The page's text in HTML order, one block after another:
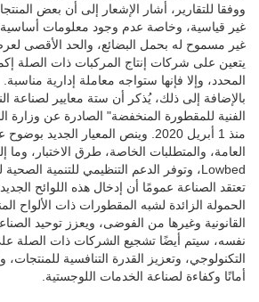
ووفقا للتقارير، أشار الإشعار إلى أن بعض
غير قياسية، وخاصة عدم وجود معلومات أساسية
غير مسموح له بحمل البضائع، والحد الأقصى
يتعين على شركات إنتاج المركبات ذات الصلة
المحدد، وإلا فإنها ستواجه معاملة إدارية مناسبة.
بالإضافة إلى ذلك، يُذكر أن ستة معايير لصناعة
الفنية للمقطورة المنخفضة" الصادرة عن وزارة
منذ 1 أبريل 2020. وينص المعيار الجديد
العامة، والمتطلبات الخاصة، طرق الاختبار،
Lowbed، وتوفر الدعم التنظيمي للتنمية الصحية لهذه الصناعة.
تعتقد الصناعة عمومًا أن إدخال هذه اللوائح
الحمولة الزائدة لشبه المقطورات ذات الألواح
القانونية وغيرها من الفوضى، ويعزز توحيد
نفسه، سيتم أيضًا تشجيع الشركات ذات الصلة على
التكنولوجي، وتعزيز القدرة التنافسية للمنتجات،
أمانًا وكفاءة لصناعة الخدمات اللوجستية.